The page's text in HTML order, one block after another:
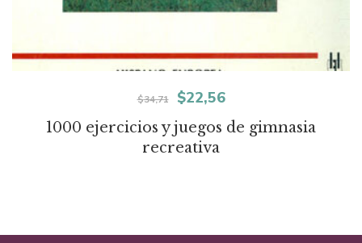
1000 ejercicios y juegos de gimnasia
recreativa
$34,71
El
precio
original
$22,56El
precio